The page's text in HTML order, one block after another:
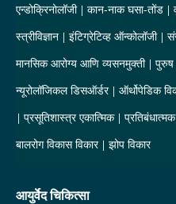
एन्डोक्रिनोलॉजी
कान-नाक घसा-तोंड
स्त्रीविज्ञान
इंटिग्रेटिव्ह ऑन्कोलॉजी
मानसिक आरोग्य आणि व्यसनमुक्ती
पुरुष
न्यूरोलॉजिकल डिसऑर्डर
ऑर्थोपेडिक
प्रसूतिशास्त्र एकात्मिक
बालरोग विकास विकार
झोप विकार
आयुर्वेद चिकित्सा